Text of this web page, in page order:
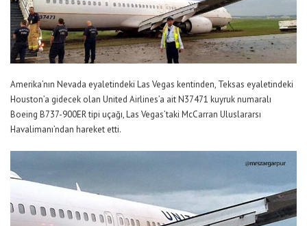
Amerika’nın Nevada eyaletindeki Las Vegas kentinden, Teksas eyaletindeki
Houston’a gidecek olan United Airlines’a ait N37471 kuyruk numaralı
Boeing B737-900ER tipi uçağı, Las Vegas’taki McCarran Uluslararsı
Havalimanı’ndan hareket etti.